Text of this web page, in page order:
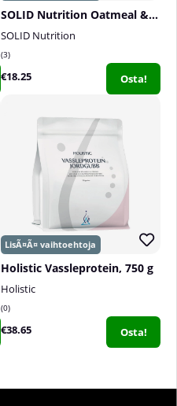
SOLID Nutrition Oatmeal & Protein Mix, 750 g
SOLID Nutrition
3
€18.25 Osta!
Holistic Vassleprotein, 750 g
Holistic
0
€38.65 Osta!